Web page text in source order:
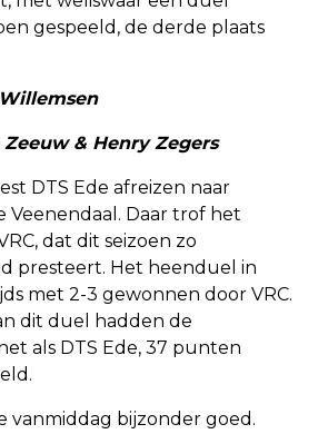
gespeeld, de derde plaats
& Henry Zegers
DTS Ede afreizen naar
Daar trof het
dat dit seizoen zo
presteert. Het heenduel in
met 2-3 gewonnen door VRC.
dit duel hadden de
als DTS Ede, 37 punten
vanmiddag bijzonder goed.